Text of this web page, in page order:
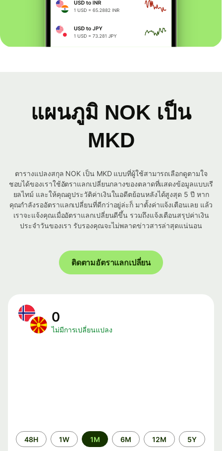
แผนภูมิ NOK เป็น
MKD
ตารางแปลงสกุล NOK เป็น MKD แบบที่ผู้ใช้สามารถเลือกดูตามใจ
ชอบได้ของเราใช้อัตราแลกเปลี่ยนกลางของตลาดที่แสดงข้อมูลแบบเรี
ยลไทม์ และให้คุณดูประวัติค่าเงินในอดีตย้อนหลังได้สูงสุด 5 ปี หาก
คุณกำลังรออัตราแลกเปลี่ยนที่ดีกว่าอยู่ล่ะก็ มาตั้งค่าแจ้งเตือนเลย แล้ว
เราจะแจ้งคุณเมื่ออัตราแลกเปลี่ยนดีขึ้น รวมถึงแจ้งเตือนสรุปค่าเงิน
ประจำวันของเรา รับรองคุณจะไม่พลาดข่าวสารล่าสุดแน่นอน
ติดตามอัตราแลกเปลี่ยน
0
ไม่มีการเปลี่ยนแปลง
ระยะ
เวลา
48H 1W 1M 6M 12M 5Y